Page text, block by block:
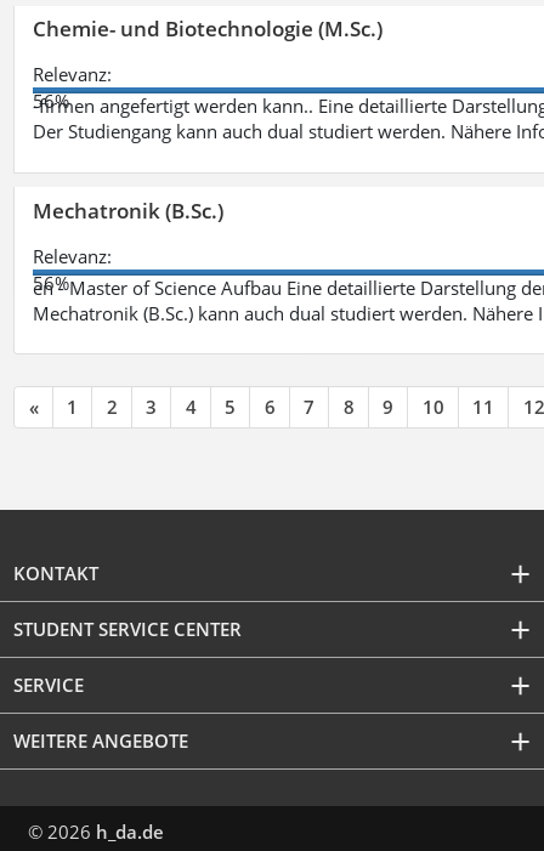
Chemie- und Biotechnologie (M.Sc.)
Relevanz:
56%
-firmen angefertigt werden kann.. Eine detaillierte
Der Studiengang kann auch dual studiert werden. Nähere
Mechatronik (B.Sc.)
Relevanz:
56%
en - Master of Science Aufbau Eine detaillierte Darstellung
Mechatronik (B.Sc.) kann auch dual studiert werden.
« 1 2 3 4 5 6 7 8 9 10 11 12
KONTAKT
STUDENT SERVICE CENTER
SERVICE
WEITERE ANGEBOTE
© 2026 h_da.de